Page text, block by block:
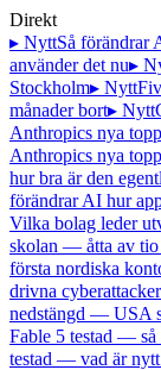
Direkt
▸ NyttSå förändrar
använder det nu▸
Stockholm▸ Nytt
månader bort▸ Nytt
Anthropics nya
Anthropics nya
hur bra är den
förändrar AI hur
Vilka bolag leder
skolan — åtta av tio
första nordiska
drivna
nedstängd — USA
Fable 5 testad —
testad — vad är nytt